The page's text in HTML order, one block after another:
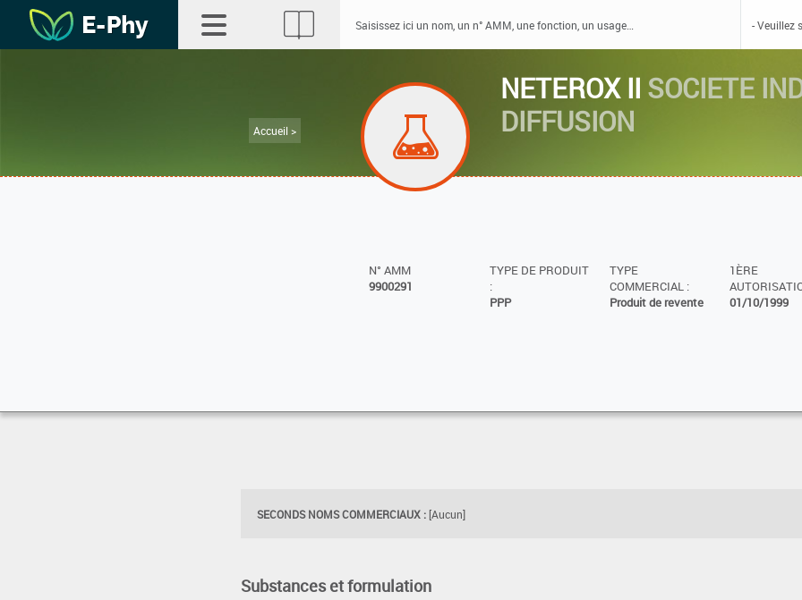
Accueil >
NETEROX II SOCIETE
DIFFUSION
N° AMM
9900291
TYPE DE PRODUIT
:
PPP
TYPE
COMMERCIAL :
Produit de revente
1ÈRE
01/10/1999
SECONDS NOMS COMMERCIAUX : [Aucun]
Substances et formulation